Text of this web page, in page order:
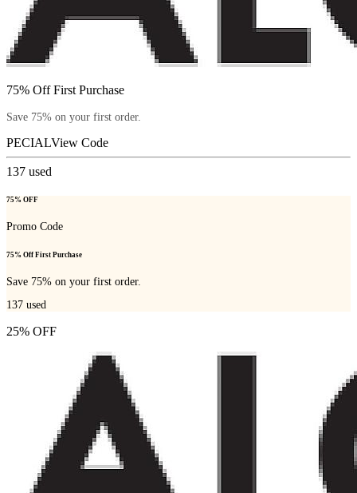
75% Off First Purchase
Save 75% on your first order.
PECIALView Code
137 used
75% OFF
Promo Code
75% Off First Purchase
Save 75% on your first order.
137 used
25% OFF